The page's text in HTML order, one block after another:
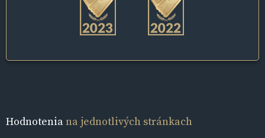
Hodnoteniana jednotlivých stránkach